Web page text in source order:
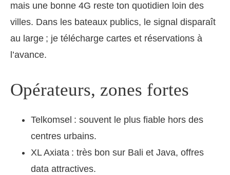
mais une bonne 4G reste ton quotidien loin des
villes. Dans les bateaux publics, le signal disparaît
au large ; je télécharge cartes et réservations à
l’avance.
Opérateurs, zones fortes
Telkomsel : souvent le plus fiable hors des
centres urbains.
XL Axiata : très bon sur Bali et Java, offres
data attractives.